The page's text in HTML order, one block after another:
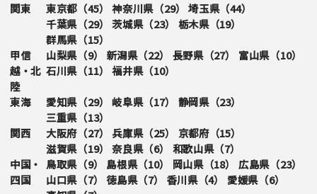
関東 東京都（45） 神奈川県（29） 埼玉県（44）
千葉県（29） 茨城県（23） 栃木県（19）
群馬県（15）
甲信
越・北
陸
山梨県（9） 新潟県（22） 長野県（27） 富山県（10）
石川県（11） 福井県（10）
東海 愛知県（29） 岐阜県（17） 静岡県（23）
三重県（13）
関西
大阪府（27） 兵庫県（25） 京都府（15）
滋賀県（19） 奈良県（6） 和歌山県（7）
中国・
四国
鳥取県（9） 島根県（10） 岡山県（18） 広島県（23）
山口県（7） 徳島県（7） 香川県（4） 愛媛県（6）